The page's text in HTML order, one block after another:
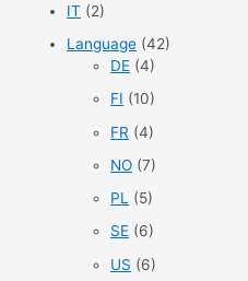
IT (2)
Language (42)
DE (4)
FI (10)
FR (4)
NO (7)
PL
(5)
SE (6)
US (6)